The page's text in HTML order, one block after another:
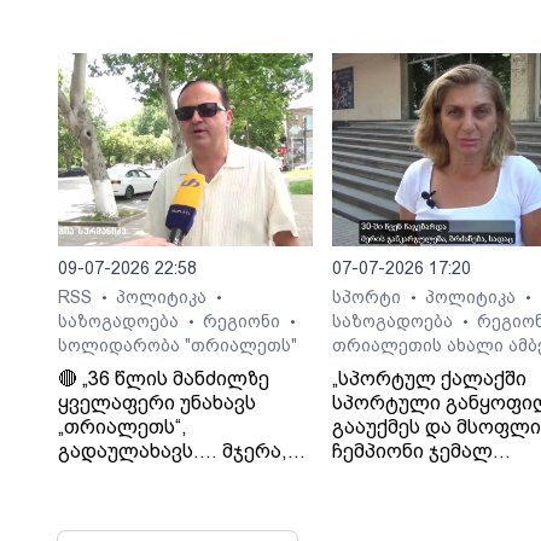
09-07-2026 22:58
RSS
• პოლიტიკა •
საზოგადოება • რეგიონი •
სოლიდარობა "თრიალეთს"
🔴 „36 წლის მანძილზე
ყველაფერი უნახავს
„თრიალეთს“,
გადაულახავს.... მჯერა,
07-07-2026 17:20
სპორტი
• პოლიტიკა •
საზოგადოება •
თრიალეთის ახალი
„სპორტულ ქალაქში
სპორტული
გააუქმეს და
ჩემპიონი ჯემალ